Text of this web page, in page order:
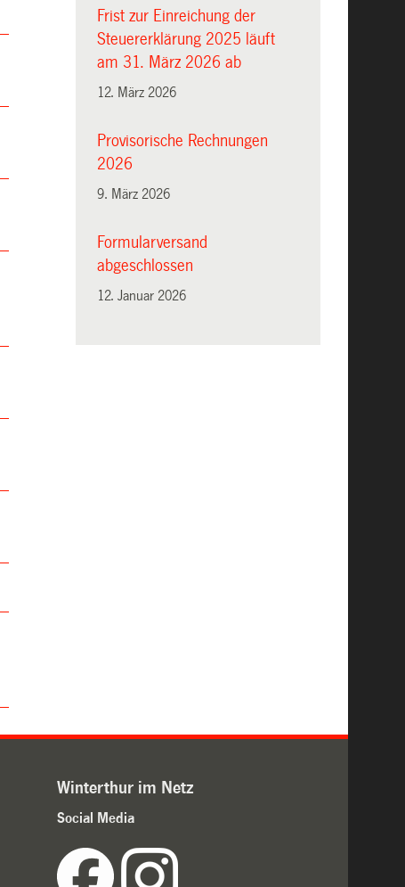
Frist zur Einreichung der
Steuererklärung 2025 läuft
am 31. März 2026 ab
12. März 2026
Provisorische Rechnungen
2026
9. März 2026
Formularversand
abgeschlossen
12. Januar 2026
Winterthur im Netz
Social Media